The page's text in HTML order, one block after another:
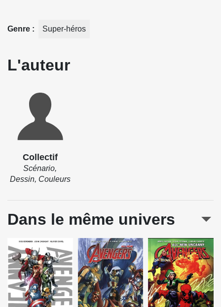
Genre Super-héros
L'auteur
Collectif
Scénario,
Dessin, Couleurs
Dans le même univers